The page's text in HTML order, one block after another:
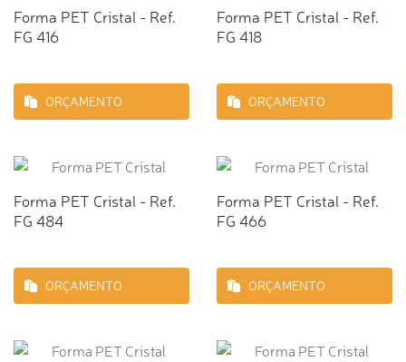
Forma PET Cristal - Ref.
FG 416
ORÇAMENTO
Forma PET Cristal - Ref.
FG 418
ORÇAMENTO
Forma PET Cristal - Ref.
FG 484
ORÇAMENTO
Forma PET Cristal - Ref.
FG 466
ORÇAMENTO